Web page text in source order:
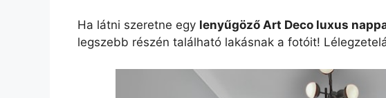
Ha látni szeretne egy lenyűgöző Art Deco luxus
legszebb részén található lakásnak a fotóit!